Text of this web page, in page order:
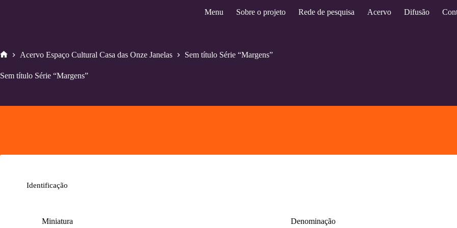
Menu Sobre o projeto Rede de pesquisa Acervo Difusão
Acervo Espaço Cultural Casa das Onze Janelas Sem título Série “Margens”
Sem título Série “Margens”
Identificação
Miniatura Denominação